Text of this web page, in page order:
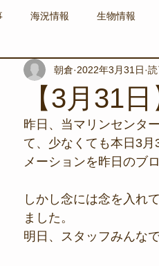
海況情報 生物情報
ーケリングツアー 自然環境保
伊豆半島ジオパーク
のこと 磯あそび教室 環
【3月31
朝倉 2022年3月31日
昨日、当マリンセンタ
て、少なくても本日3
メーションを昨日のブ
しかし念には念を入れ
ました。
明日、スタッフみんな